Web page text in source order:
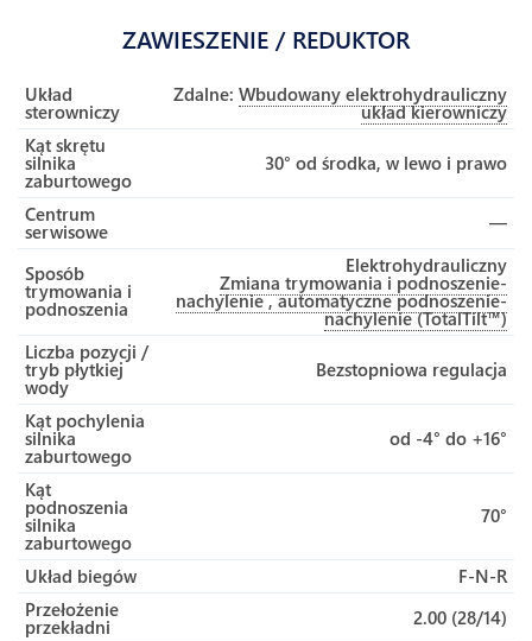
ZAWIESZENIE / REDUKTOR
Układ
sterowniczy
Zdalne: Wbudowany elektrohydrauliczny
układ kierowniczy
Kąt skrętu
silnika
zaburtowego
30° od środka, w lewo i prawo
Centrum
serwisowe —
Sposób
trymowania i
podnoszenia
Elektrohydrauliczny
Zmiana trymowania i podnoszenie-
nachylenie , automatyczne podnoszenie-
nachylenie (TotalTilt™)
Liczba pozycji /
tryb płytkiej
wody
Bezstopniowa regulacja
Kąt pochylenia
silnika
zaburtowego
od -4° do +16°
Kąt
podnoszenia
silnika
zaburtowego
70°
Układ biegów
F-N-R
Przełożenie
przekładni
2.00 (28/14)